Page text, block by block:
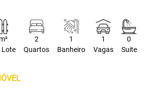
Lote
2
Quartos
1
Banheiro
1
Vagas
0
Suite